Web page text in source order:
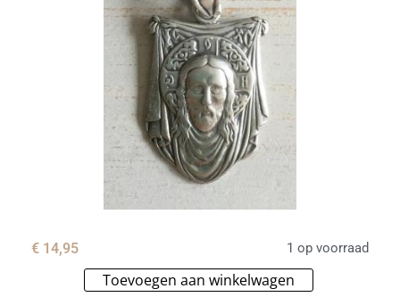
€ 14,95 1 op voorraad
Toevoegen aan winkelwagen